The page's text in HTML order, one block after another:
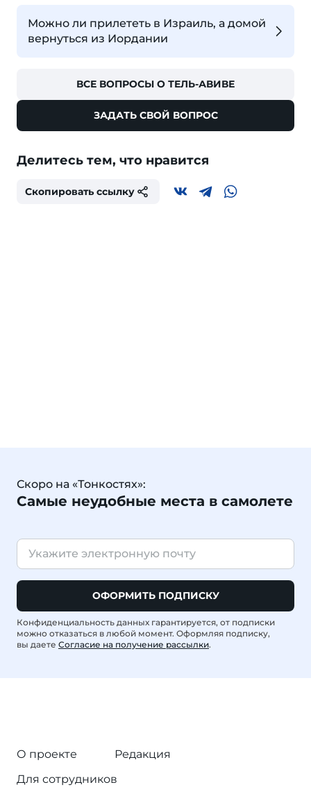
Можно ли прилететь в Израиль, а домой
вернуться из Иордании
ВСЕ ВОПРОСЫ О ТЕЛЬ-АВИВЕ
ЗАДАТЬ СВОЙ ВОПРОС
Делитесь тем, что нравится
Скопировать ссылку
Скоро на «Тонкостях»:
Самые неудобные места в самолете
ОФОРМИТЬ ПОДПИСКУ
Конфиденциальность данных гарантируется, от подписки
можно отказаться в любой момент. Оформляя подписку,
вы даете Согласие на получение рассылки.
О проекте
Редакция
Для сотрудников